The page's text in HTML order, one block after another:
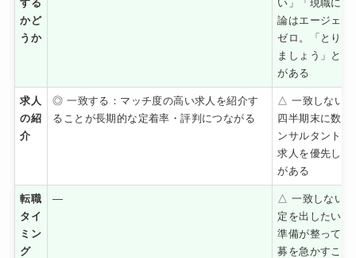
する
かど
うか
い」「現職に留
論はエージェン
ゼロ。「とりあ
ましょう」と
がある
求人
の紹
介
◎ 一致する：マッチ度の高い求人を紹介す
ることが長期的な定着率・評判につながる
△ 一致しない
四半期末に数字
ンサルタントは
求人を優先して
がある
転職
タイ
ミン
グ
—
△ 一致しない
定を出したいエ
準備が整ってい
募を急かすこと